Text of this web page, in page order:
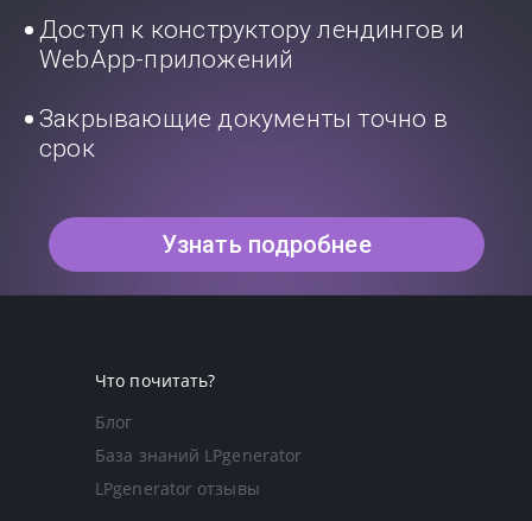
Доступ к конструктору лендингов и
WebApp-приложений
Закрывающие документы точно в
срок
Узнать подробнее
Что почитать?
Блог
База знаний LPgenerator
LPgenerator отзывы